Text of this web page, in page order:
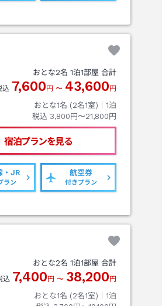
おとな2名 1泊1部屋 合計
込 7,600 円 〜 43,600 円
おとな1名 (2名1室)｜ 1泊
税込 3,800円〜21,800円
宿泊プランを見る
・JR
ラン
航空券
付きプラン
おとな2名 1泊1部屋 合計
込 7,400 円 〜 38,200 円
おとな1名 (2名1室)｜ 1泊